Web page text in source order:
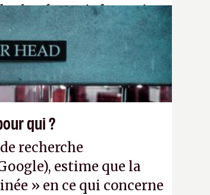
plateforme informatique
mobile». (Crédit photo :
qui ?
recherche
estime que la
» en ce qui concerne